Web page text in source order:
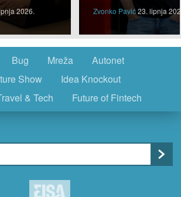
2026. Zvonko Pavić23. lipnja
Bug Mreža
Autonet
Show
Idea Knockout
& Tech
Future of Fintech